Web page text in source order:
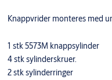
Knappvrider monteres med
1 stk 5573M knappsylinder
4 stk sylinderskruer.
2 stk sylinderringer